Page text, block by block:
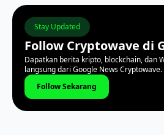
Stay Updated
Follow Cryptowave di
Dapatkan berita kripto, blockchain, dan
langsung dari Google News Cryptowave.
Follow Sekarang